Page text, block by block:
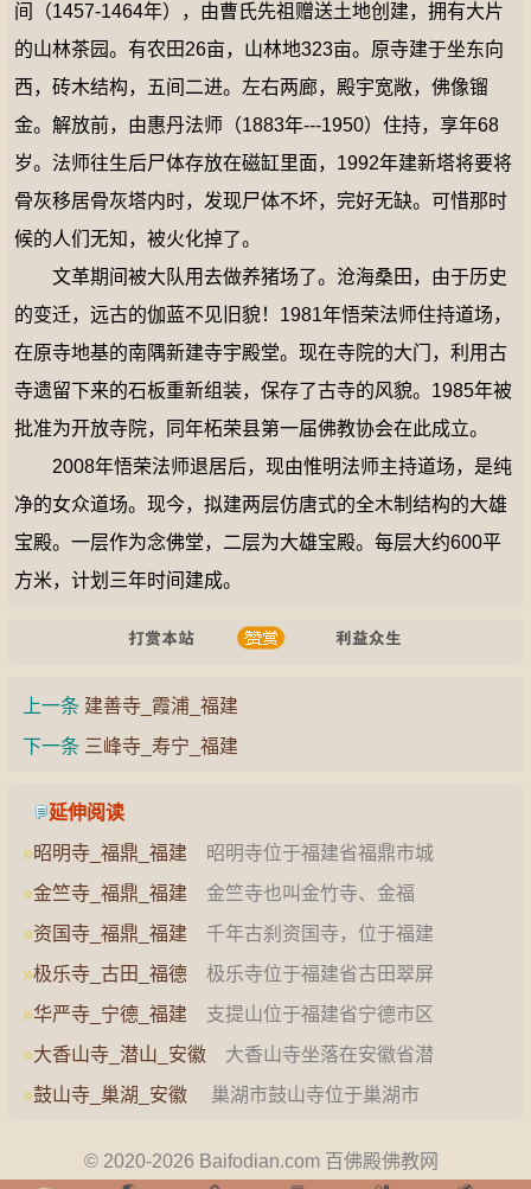
间（1457-1464年），由曹氏先祖赠送土地创建，拥有大片
的山林茶园。有农田26亩，山林地323亩。原寺建于坐东向
西，砖木结构，五间二进。左右两廊，殿宇宽敞，佛像镏
金。解放前，由惠丹法师（1883年---1950）住持，享年68
岁。法师往生后尸体存放在磁缸里面，1992年建新塔将要将
骨灰移居骨灰塔内时，发现尸体不坏，完好无缺。可惜那时
候的人们无知，被火化掉了。
文革期间被大队用去做养猪场了。沧海桑田，由于历史
的变迁，远古的伽蓝不见旧貌！1981年悟荣法师住持道场，
在原寺地基的南隅新建寺宇殿堂。现在寺院的大门，利用古
寺遗留下来的石板重新组装，保存了古寺的风貌。1985年被
批准为开放寺院，同年柘荣县第一届佛教协会在此成立。
2008年悟荣法师退居后，现由惟明法师主持道场，是纯
净的女众道场。现今，拟建两层仿唐式的全木制结构的大雄
宝殿。一层作为念佛堂，二层为大雄宝殿。每层大约600平
方米，计划三年时间建成。
上一条 建善寺_霞浦_福建
下一条 三峰寺_寿宁_福建
延伸阅读
»昭明寺_福鼎_福建 昭明寺位于福建省福鼎市城
西3.5公里的鳌峰山顶…
»金竺寺_福鼎_福建 金竺寺也叫金竹寺、金福
寺。坐落于福鼎市点头镇西…
»资国寺_福鼎_福建 千年古刹资国寺，位于福建
东部的福鼎市，毗邻浙江…
»极乐寺_古田_福德 极乐寺位于福建省古田翠屏
湖畔，古田县仅有的一座…
»华严寺_宁德_福建 支提山位于福建省宁德市区
西北部40多公里处，此…
»大香山寺_潜山_安徽 大香山寺坐落在安徽省潜
山县西北隅官庄镇境内的…
»鼓山寺_巢湖_安徽 巢湖市鼓山寺位于巢湖市
© 2020-2026 Baifodian.com 百佛殿佛教网